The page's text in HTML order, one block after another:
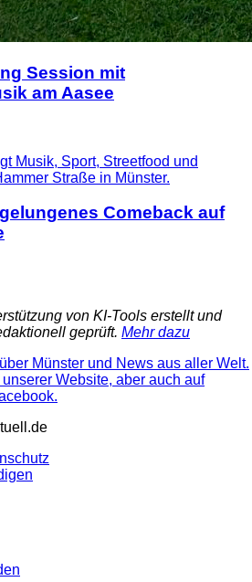
Session mit
am Aasee
Comeback auf
von KI-Tools erstellt und
geprüft. Mehr dazu